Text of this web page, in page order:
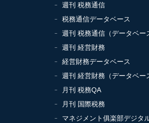
週刊 税務通信
税務通信データベース
週刊 税務通信（データベー
週刊 経営財務
経営財務データベース
週刊 経営財務（データベー
月刊 税務QA
月刊 国際税務
マネジメント俱楽部デジタ